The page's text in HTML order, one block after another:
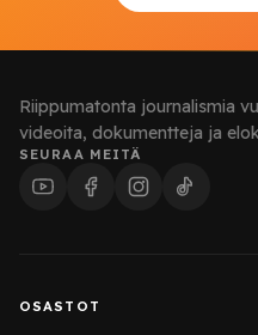
Riippumatonta journalismia
videoita, dokumentteja ja
SEURAA MEITÄ
OSASTOT